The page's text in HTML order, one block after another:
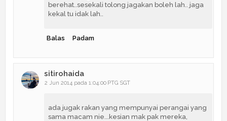
berehat..sesekali tolong jagakan boleh lah.. jaga
kekal tu idak lah..
Balas Padam
sitirohaida
2 Jun 2014 pada 1:04:00 PTG SGT
ada jugak rakan yang mempunyai perangai yang
sama macam nie...kesian mak pak mereka,